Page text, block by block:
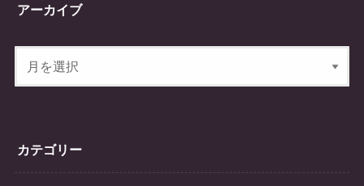
アーカイブ
カテゴリー